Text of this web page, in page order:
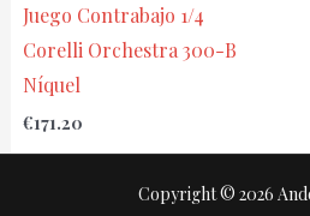
Juego Contrabajo 1/4
Corelli Orchestra 300-B
Níquel
€171.20
Copyright © 2026